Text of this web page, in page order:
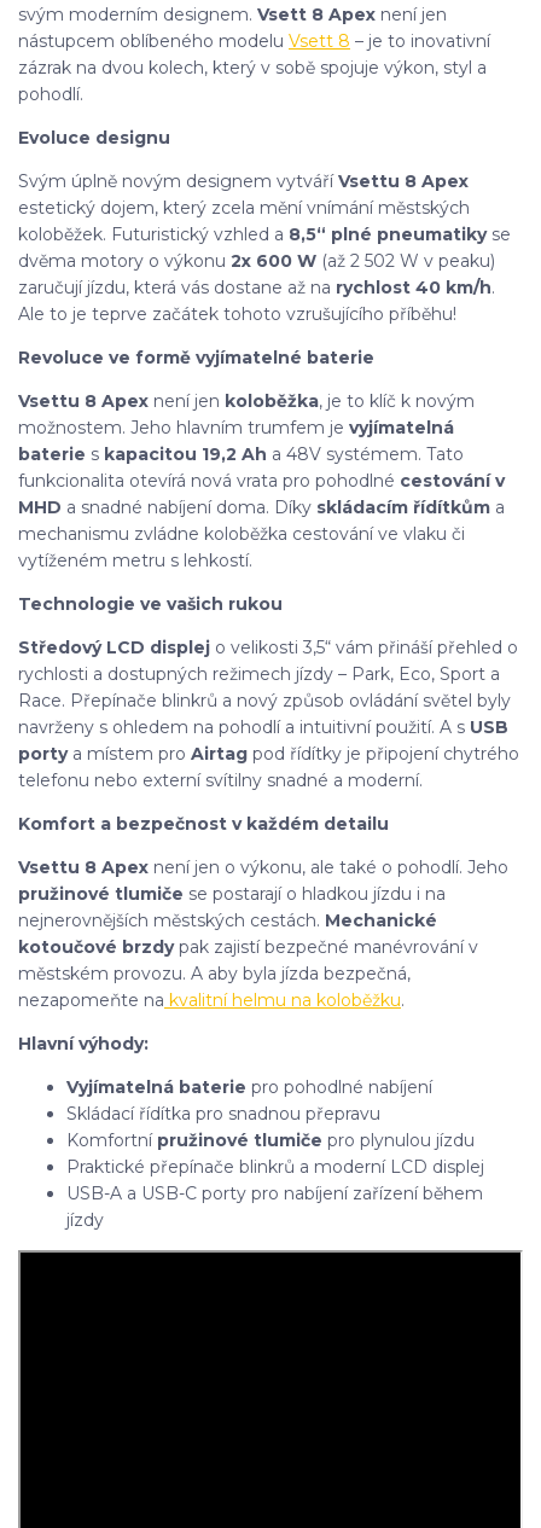
svým moderním designem. Vsett 8 Apex není jen
nástupcem oblíbeného modelu Vsett 8 – je to inovativní
zázrak na dvou kolech, který v sobě spojuje výkon, styl a
pohodlí.
Evoluce designu
Svým úplně novým designem vytváříVsettu 8 Apex
estetický dojem, který zcela mění vnímání městských
koloběžek. Futuristický vzhled a 8,5“ plné pneumatikyse
dvěma motory o výkonu 2x 600 W (až 2 502 W v peaku)
zaručují jízdu, která vás dostane až na rychlost 40 km/h.
Ale to je teprve začátek tohoto vzrušujícího příběhu!
Revoluce ve formě vyjímatelné baterie
Vsettu 8 Apex není jen koloběžka, je to klíč k novým
možnostem. Jeho hlavním trumfem je vyjímatelná
baterie s kapacitou 19,2 Ah a 48V systémem. Tato
funkcionalita otevírá nová vrata pro pohodlné cestování v
MHD a snadné nabíjení doma. Díky skládacím řídítkům a
mechanismu zvládne koloběžka cestování ve vlaku či
vytíženém metru s lehkostí.
Technologie ve vašich rukou
Středový LCD displej o velikosti 3,5“ vám přináší přehled o
rychlosti a dostupných režimech jízdy – Park, Eco, Sport a
Race. Přepínače blinkrů a nový způsob ovládání světel byly
navrženy s ohledem na pohodlí a intuitivní použití. A s USB
portya místem pro Airtag pod řídítky je připojení chytrého
telefonu nebo externí svítilny snadné a moderní.
Komfort a bezpečnost v každém detailu
Vsettu 8 Apex není jen o výkonu, ale také o pohodlí. Jeho
pružinové tlumiče se postarají o hladkou jízdu i na
nejnerovnějších městských cestách. Mechanické
kotoučové brzdypak zajistí bezpečné manévrování v
městském provozu. A aby byla jízda bezpečná,
nezapomeňte na kvalitní helmu na koloběžku.
Hlavní výhody:
Vyjímatelná baterie pro pohodlné nabíjení
Skládací řídítka pro snadnou přepravu
Komfortní pružinové tlumiče pro plynulou jízdu
Praktické přepínače blinkrů a moderní LCD displej
USB-A a USB-C porty pro nabíjení zařízení během
jízdy